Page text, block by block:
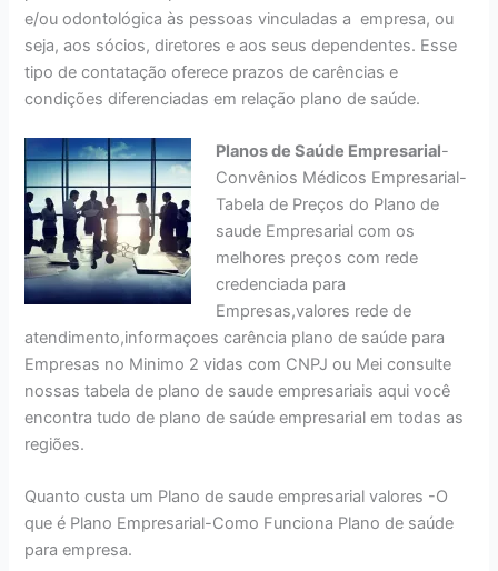
e/ou odontológica às pessoas vinculadas a empresa, ou
seja, aos sócios, diretores e aos seus dependentes. Esse
tipo de contatação oferece prazos de carências e
condições diferenciadas em relação plano de saúde.
Planos de Saúde Empresarial-
Convênios Médicos Empresarial-
Tabela de Preços do Plano de
saude Empresarial com os
melhores preços com rede
credenciada para
Empresas,valores rede de
atendimento,informaçoes carência plano de saúde para
Empresas no Minimo 2 vidas com CNPJ ou Mei consulte
nossas tabela de plano de saude empresariais aqui você
encontra tudo de plano de saúde empresarial em todas as
regiões.
Quanto custa um Plano de saude empresarial valores -O
que é Plano Empresarial-Como Funciona Plano de saúde
para empresa.